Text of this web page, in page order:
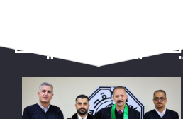
يعجبك أيضا